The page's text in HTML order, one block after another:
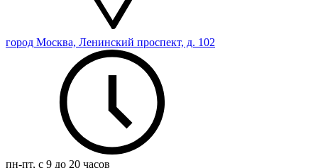
город Москва, Ленинский проспект, д. 102
пн-пт, с 9 до 20 часов